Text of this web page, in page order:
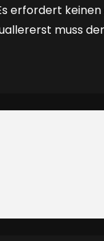
erfordert
muss